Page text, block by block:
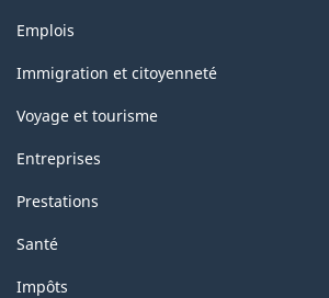
Thèmes
sujets
Emplois
Immigration et citoyenneté
Voyage et tourisme
Entreprises
Prestations
Santé
Impôts